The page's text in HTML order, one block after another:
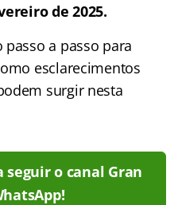
de 2025.
a passo para
esclarecimentos
surgir nesta
seguir o canal Gran